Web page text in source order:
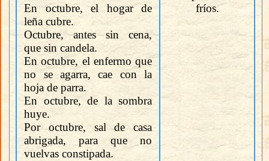
En octubre, el hogar de
leña cubre.
Octubre, antes sin cena,
que sin candela.
En octubre, el enfermo que
no se agarra, cae con la
hoja de parra.
En octubre, de la sombra
huye.
Por octubre, sal de casa
abrigada, para que no
vuelvas constipada.
fríos.